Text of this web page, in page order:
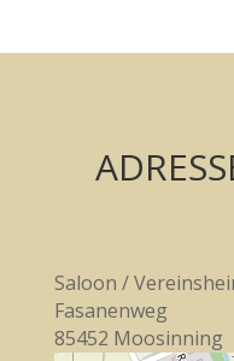
Saloon /
Fasanenweg
85452 Moosinning